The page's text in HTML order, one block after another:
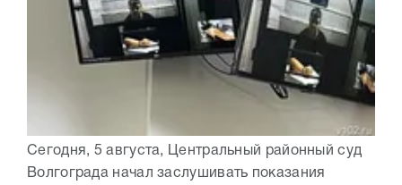
Сегодня, 5 августа, Центральный районный суд
Волгограда начал заслушивать показания